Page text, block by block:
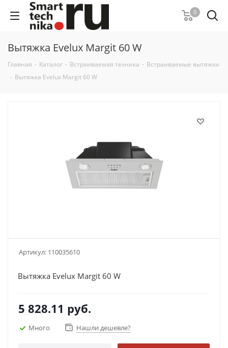
0
Вытяжка Evelux Margit 60 W
Главная - Каталог - Встраиваемая техника - Встраиваемые вытяжки
- Вытяжка Evelux Margit 60 W
Артикул: 110035610
Вытяжка Evelux Margit 60 W
5 828.11 руб.
Много Нашли дешевле?